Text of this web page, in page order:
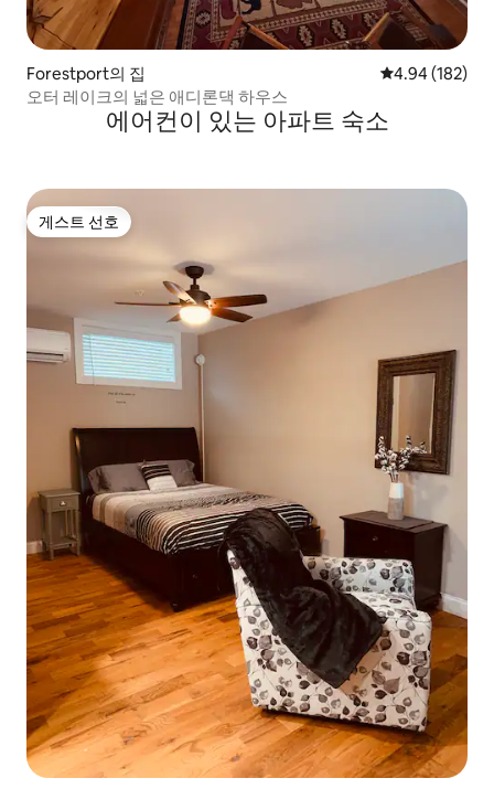
Forestport의 집 평점 4.94점(5
4.94 (182)
오터 레이크의 넓은 애디론댁 하우스
에어컨이 있는 아파트 숙소
게스트 선호
게스트 선호